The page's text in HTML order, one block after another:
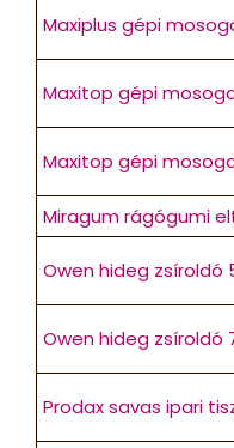
Maxiplus gépi
Maxitop gépi
Maxitop gépi
Miragum rágógumi
Owen hideg zsíroldó
Owen hideg zsíroldó
Prodax savas ipari